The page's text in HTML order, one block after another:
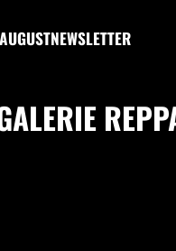
AUGUSTNEWSLETTER